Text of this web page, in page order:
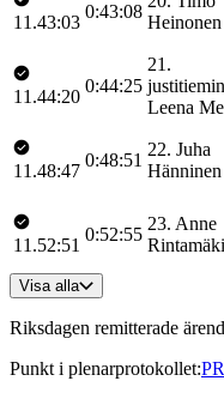
11.43:03
0:43:08
Heinonen
11.44:20
0:44:25
21 .
Leena
11.48:47
0:48:51
22. Juha
Hänninen
11.52:51
0:52:55
23. Anne
Rintamäki
Visa alla
Riksdagen remitterade
Punkt i plenarprotokollet: